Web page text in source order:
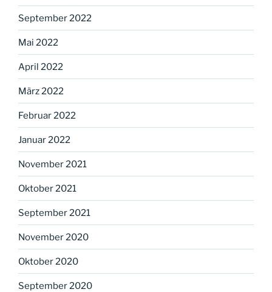
September 2022
Mai 2022
April 2022
März 2022
Februar 2022
Januar 2022
November 2021
Oktober 2021
September 2021
November 2020
Oktober 2020
September 2020